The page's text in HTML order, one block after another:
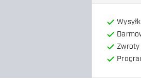
Zwroty